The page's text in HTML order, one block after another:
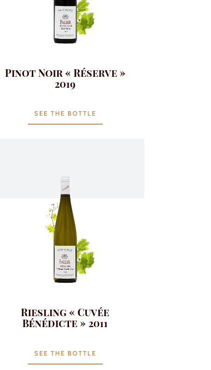
Pinot Noir « Réserve »
2019
SEE THE BOTTLE
Riesling « Cuvée
Bénédicte » 2011
SEE THE BOTTLE